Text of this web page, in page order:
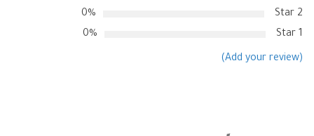
2 Star
0%
1 Star
0%
(Add your review)